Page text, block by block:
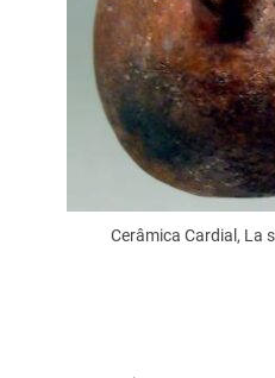
Cerâmica Cardial, La